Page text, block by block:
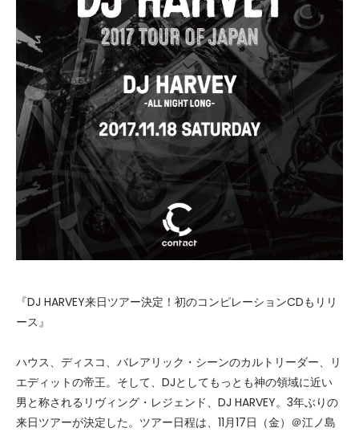
『DJ HARVEY来日ツアー決定！初のコンピレーションCDもリリ
ース』
ハウス、ディスコ、バレアリック・シーンのカルトリーダー、リ
エディットの帝王。そして、DJとしてもっとも神の領域に近い
男と称されるリヴィング・レジェンド、DJ HARVEY。3年ぶりの
来日ツアーが決定した。ツアー日程は、11月17日（金）＠江ノ島